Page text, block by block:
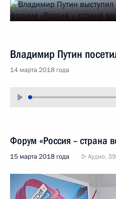
Владимир Путин
14 марта 2018 года
Форум «Россия – страна
15 марта 2018 года Аудио,